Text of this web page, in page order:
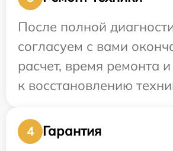
После полной
согласуем с вами
расчет, время ремонта
к восстановлению
4
Гарантия